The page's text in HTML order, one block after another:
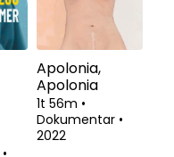
Apolonia,
Apolonia
1t 56m •
Dokumentar •
2022